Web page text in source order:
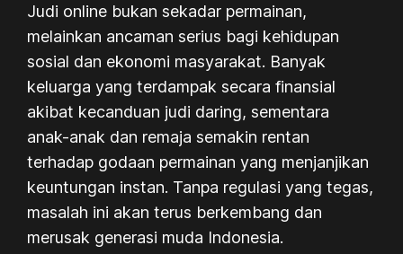
Judi online bukan sekadar permainan,
melainkan ancaman serius bagi kehidupan
sosial dan ekonomi masyarakat. Banyak
keluarga yang terdampak secara finansial
akibat kecanduan judi daring, sementara
anak-anak dan remaja semakin rentan
terhadap godaan permainan yang menjanjikan
keuntungan instan. Tanpa regulasi yang tegas,
masalah ini akan terus berkembang dan
merusak generasi muda Indonesia.